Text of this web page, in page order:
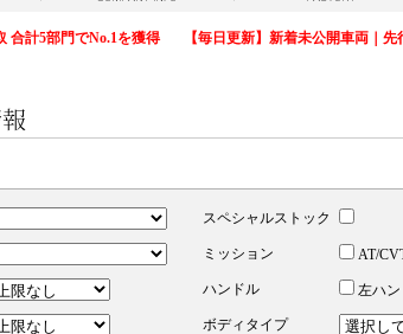
合計5部門でNo.1を獲得 【毎日更新】新着未公開車両｜先
スペシャルストック
ミッション AT/
ハンドル 左ハン
ボディタイプ